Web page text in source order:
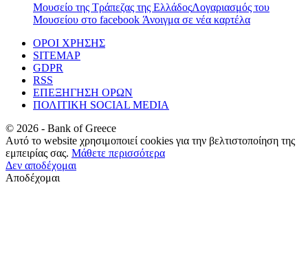
Μουσείο της Τράπεζας της ΕλλάδοςΛογαριασμός του
Μουσείου στο facebook Άνοιγμα σε νέα καρτέλα
ΟΡΟΙ ΧΡΗΣΗΣ
SITEMAP
GDPR
RSS
ΕΠΕΞΗΓΗΣΗ ΟΡΩΝ
ΠΟΛΙΤΙΚΗ SOCIAL MEDIA
© 2026 - Bank of Greece
Αυτό το website χρησιμοποιεί cookies για την βελτιστοποίηση της
εμπειρίας σας. Μάθετε περισσότερα
Δεν αποδέχομαι
Αποδέχομαι